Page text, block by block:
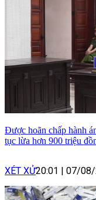
Được hoãn chấp hành
tục lừa hơn 900 triệu
XÉT XỬ20:01 07/08/